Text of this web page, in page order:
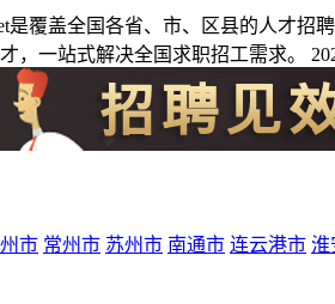
是覆盖全国各省、市、区县的人才
，一站式解决全国求职招工需求。
市 常州市 苏州市 南通市 连云港市 淮